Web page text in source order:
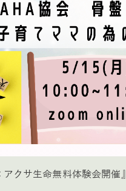
クサ生命無料体験会開催』